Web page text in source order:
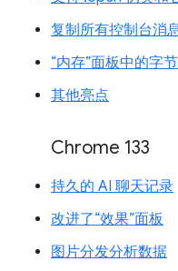
复制所有控制台消
“内存”面板中的字
其他亮点
Chrome 133
持久的 AI 聊天记录
改进了“效果”面板
图片分发分析数据